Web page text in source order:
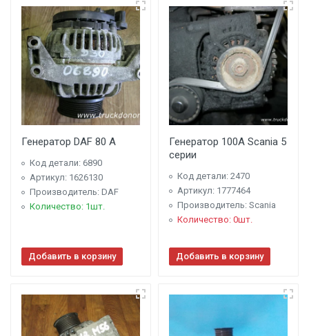
Генератор DAF 80 А
Код детали: 6890
Артикул: 1626130
Производитель: DAF
Количество: 1шт.
Добавить в корзину
Генератор 100A Scania 5
серии
Код детали: 2470
Артикул: 1777464
Производитель: Scania
Количество: 0шт.
Добавить в корзину